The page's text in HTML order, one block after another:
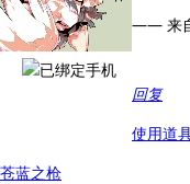
—— 来
回复
使用道
苍蓝之枪